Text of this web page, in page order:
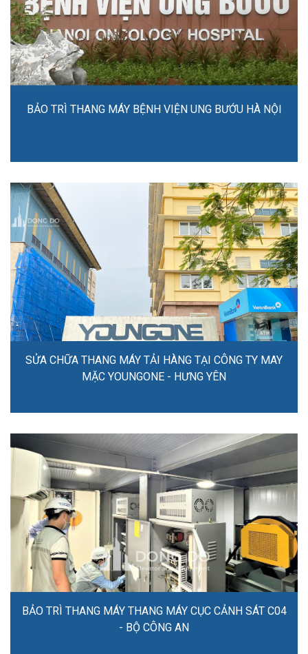
BẢO TRÌ THANG MÁY BỆNH VIỆN UNG BƯỚU HÀ NỘI
SỬA CHỮA THANG MÁY TẢI HÀNG TẠI CÔNG TY MAY
MẶC YOUNGONE - HƯNG YÊN
BẢO TRÌ THANG MÁY THANG MÁY CỤC CẢNH SÁT C04
- BỘ CÔNG AN